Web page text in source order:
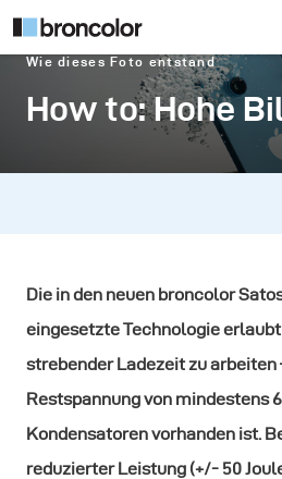
Wie dieses Foto entstand
How to: Hohe
Die in den neuen broncolor
eingesetzte Technologie
strebender Ladezeit zu arbeiten
Restspannung von mindestens
Kondensatoren vorhanden ist.
reduzierter Leistung (+/- 50